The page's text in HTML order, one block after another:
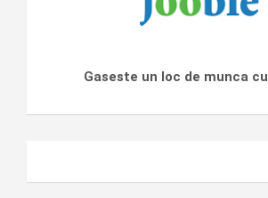
Gaseste un loc de munca cu